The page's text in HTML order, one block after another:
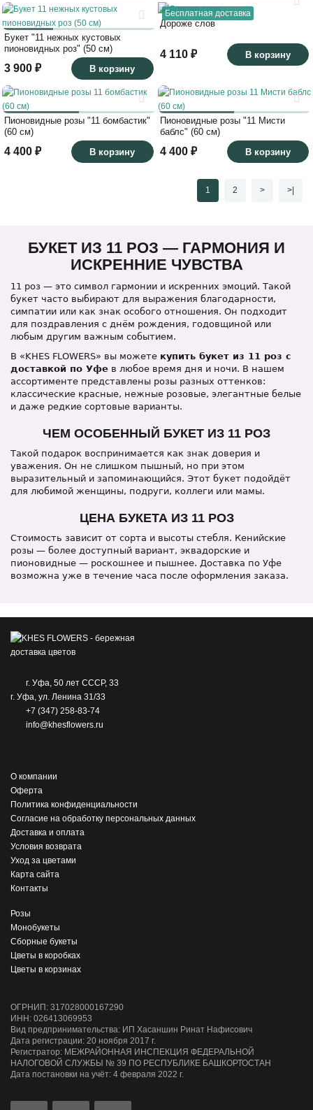
Букет "11 нежных кустовых
пионовидных роз" (50 см)
3 900 ₽ В корзину
Бесплатная доставка
Дороже слов
4 110 ₽ В корзину
Пионовидные розы "11 бомбастик"
(60 см)
4 400 ₽ В корзину
Пионовидные розы "11 Мисти
баблс" (60 см)
4 400 ₽ В корзину
1 2 > >|
БУКЕТ ИЗ 11 РОЗ — ГАРМОНИЯ И
ИСКРЕННИЕ ЧУВСТВА
11 роз — это символ гармонии и искренних эмоций. Такой
букет часто выбирают для выражения благодарности,
симпатии или как знак особого отношения. Он подходит
для поздравления с днём рождения, годовщиной или
любым другим важным событием.
В «KHES FLOWERS» вы можете купить букет из 11 роз с
доставкой по Уфе в любое время дня и ночи. В нашем
ассортименте представлены розы разных оттенков:
классические красные, нежные розовые, элегантные белые
и даже редкие сортовые варианты.
ЧЕМ ОСОБЕННЫЙ БУКЕТ ИЗ 11 РОЗ
Такой подарок воспринимается как знак доверия и
уважения. Он не слишком пышный, но при этом
выразительный и запоминающийся. Этот букет подойдёт
для любимой женщины, подруги, коллеги или мамы.
ЦЕНА БУКЕТА ИЗ 11 РОЗ
Стоимость зависит от сорта и высоты стебля. Кенийские
розы — более доступный вариант, эквадорские и
пионовидные — роскошнее и пышнее. Доставка по Уфе
возможна уже в течение часа после оформления заказа.
г. Уфа, 50 лет СССР, 33
г. Уфа, ул. Ленина 31/33
+7 (347) 258-83-74
info@khesflowers.ru
О компании
Оферта
Политика конфиденциальности
Согласие на обработку персональных данных
Доставка и оплата
Условия возврата
Уход за цветами
Карта сайта
Контакты
Розы
Монобукеты
Сборные букеты
Цветы в коробках
Цветы в корзинах
ОГРНИП: 317028000167290
ИНН: 026413069953
Вид предпринимательства: ИП Хасаншин Ринат Нафисович
Дата регистрации: 20 ноября 2017 г.
Регистратор: МЕЖРАЙОННАЯ ИНСПЕКЦИЯ ФЕДЕРАЛЬНОЙ
НАЛОГОВОЙ СЛУЖБЫ № 39 ПО РЕСПУБЛИКЕ БАШКОРТОСТАН
Дата постановки на учёт: 4 февраля 2022 г.